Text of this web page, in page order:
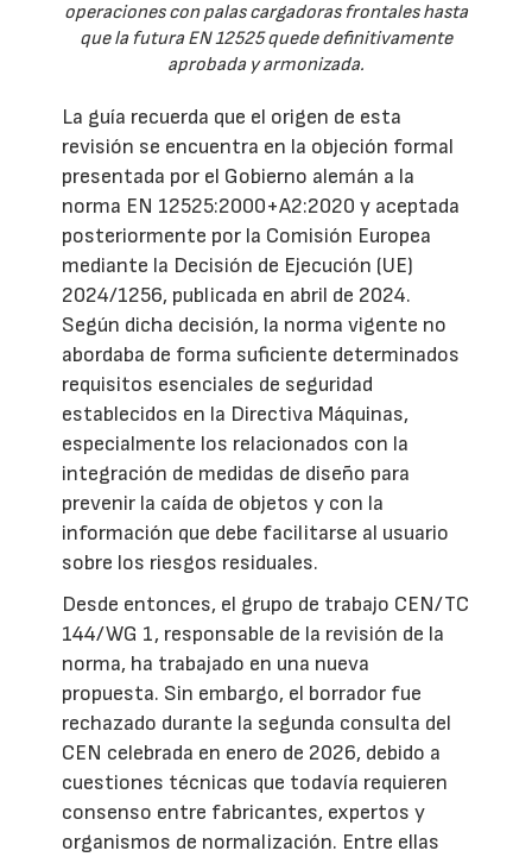
operaciones con palas cargadoras frontales hasta
que la futura EN 12525 quede definitivamente
aprobada y armonizada.
La guía recuerda que el origen de esta
revisión se encuentra en la objeción formal
presentada por el Gobierno alemán a la
norma EN 12525:2000+A2:2020 y aceptada
posteriormente por la Comisión Europea
mediante la Decisión de Ejecución (UE)
2024/1256, publicada en abril de 2024.
Según dicha decisión, la norma vigente no
abordaba de forma suficiente determinados
requisitos esenciales de seguridad
establecidos en la Directiva Máquinas,
especialmente los relacionados con la
integración de medidas de diseño para
prevenir la caída de objetos y con la
información que debe facilitarse al usuario
sobre los riesgos residuales.
Desde entonces, el grupo de trabajo CEN/TC
144/WG 1, responsable de la revisión de la
norma, ha trabajado en una nueva
propuesta. Sin embargo, el borrador fue
rechazado durante la segunda consulta del
CEN celebrada en enero de 2026, debido a
cuestiones técnicas que todavía requieren
consenso entre fabricantes, expertos y
organismos de normalización. Entre ellas